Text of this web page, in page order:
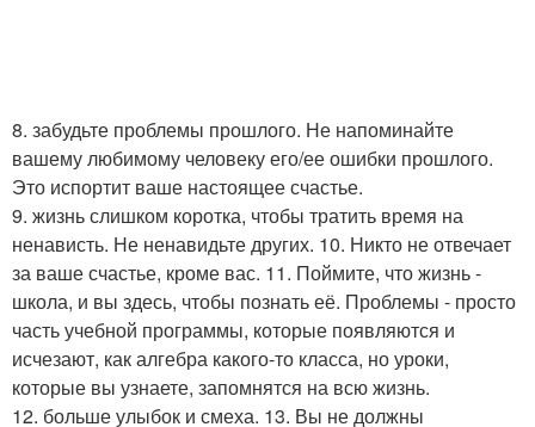
8. забудьте проблемы прошлого. Не напоминайте
вашему любимому человеку его/ее ошибки прошлого.
Это испортит ваше настоящее счастье.
9. жизнь слишком коротка, чтобы тратить время на
ненависть. Не ненавидьте других. 10. Никто не отвечает
за ваше счастье, кроме вас. 11. Поймите, что жизнь -
школа, и вы здесь, чтобы познать её. Проблемы - просто
часть учебной программы, которые появляются и
исчезают, как алгебра какого-то класса, но уроки,
которые вы узнаете, запомнятся на всю жизнь.
12. больше улыбок и смеха. 13. Вы не должны